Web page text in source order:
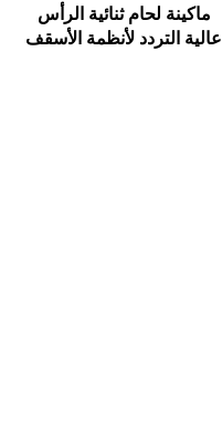
ماكينة لحام ثنائية الرأس
عالية التردد لأنظمة الأسقف